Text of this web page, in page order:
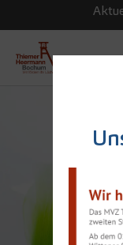
Zum Hauptinhalt